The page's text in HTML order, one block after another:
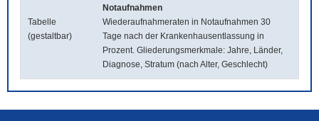
Tabelle
(gestaltbar)
Notaufnahmen
Wiederaufnahmeraten in Notaufnahmen 30
Tage nach der Krankenhausentlassung in
Prozent. Gliederungsmerkmale: Jahre, Länder,
Diagnose, Stratum (nach Alter, Geschlecht)